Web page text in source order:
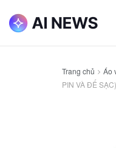
Trang chủ Áo
PIN VÀ ĐẾ